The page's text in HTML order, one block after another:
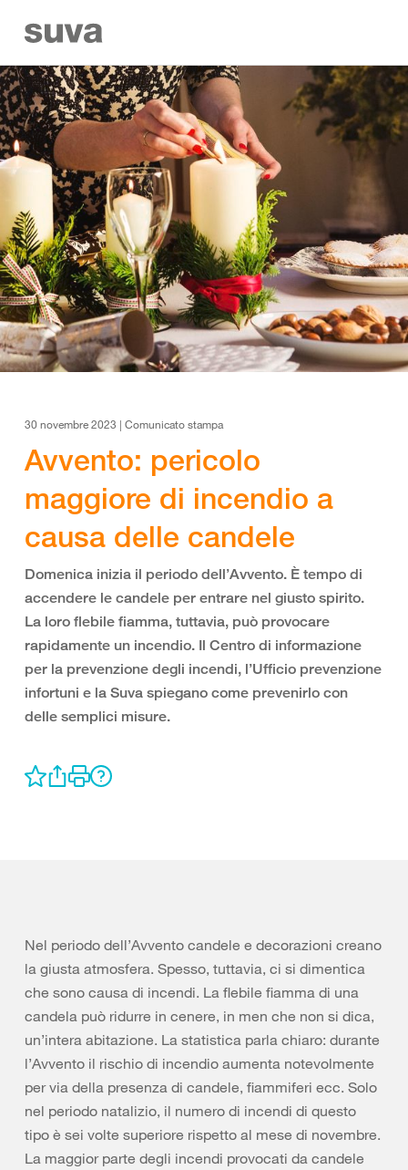
30 novembre 2023 | Comunicato stampa
Avvento: pericolo
maggiore di incendio a
causa delle candele
Domenica inizia il periodo dell’Avvento. È tempo di
accendere le candele per entrare nel giusto spirito.
La loro flebile fiamma, tuttavia, può provocare
rapidamente un incendio. Il Centro di informazione
per la prevenzione degli incendi, l’Ufficio prevenzione
infortuni e la Suva spiegano come prevenirlo con
delle semplici misure.
Nel periodo dell’Avvento candele e decorazioni creano
la giusta atmosfera. Spesso, tuttavia, ci si dimentica
che sono causa di incendi. La flebile fiamma di una
candela può ridurre in cenere, in men che non si dica,
un’intera abitazione. La statistica parla chiaro: durante
l’Avvento il rischio di incendio aumenta notevolmente
per via della presenza di candele, fiammiferi ecc. Solo
nel periodo natalizio, il numero di incendi di questo
tipo è sei volte superiore rispetto al mese di novembre.
La maggior parte degli incendi provocati da candele